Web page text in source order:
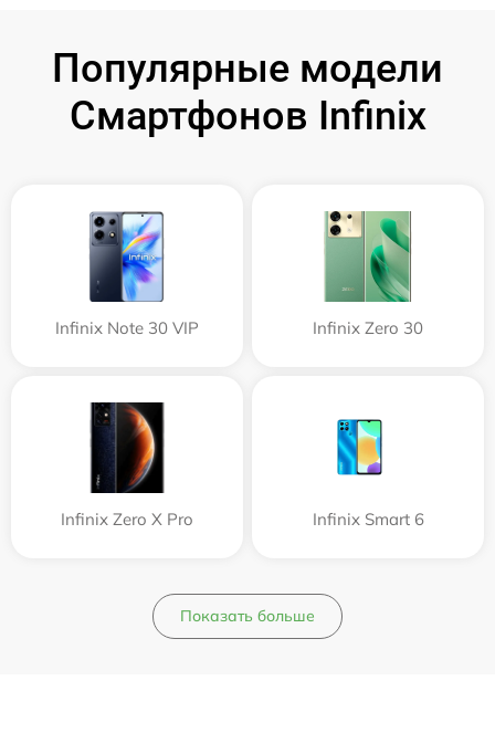
Популярные модели
Смартфонов Infinix
Infinix Note 30 VIP Infinix Zero 30
Infinix Zero X Pro Infinix Smart 6
Показать больше